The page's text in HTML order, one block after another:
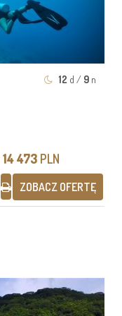
12 d / 9 n
14 473 PLN
ZOBACZ OFERTĘ